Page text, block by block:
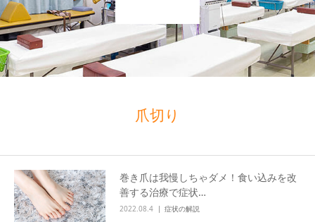
爪切り
巻き爪は我慢しちゃダメ！食い込みを改
善する治療で症状…
2022.08.4 症状の解説